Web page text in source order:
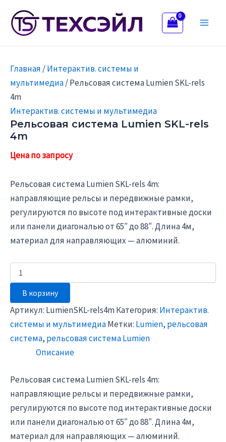
содержимому
Главная /Интерактив. системы и
мультимедиа/ Рельсовая система Lumien SKL-rels
4m
Интерактив. системы и мультимедиа
Рельсовая система Lumien SKL-rels
4m
Рельсовая система Lumien SKL-rels 4m:
направляющие рельсы и передвижные рамки,
регулируются по высоте под интерактивные доски
или панели диагональю от 65″ до 88″. Длина 4м,
материал для направляющих — алюминий.
товара
Рельсовая
система
rels
В корзину
Артикул: LumienSKL-rels4mКатегория: Интерактив.
системы и мультимедиаМетки: Lumien, рельсовая
система, рельсовая система Lumien
Описание
Рельсовая система Lumien SKL-rels 4m:
направляющие рельсы и передвижные рамки,
регулируются по высоте под интерактивные доски
или панели диагональю от 65″ до 88″. Длина 4м,
материал для направляющих — алюминий.